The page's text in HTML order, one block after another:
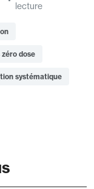
lecture
dose
systématique